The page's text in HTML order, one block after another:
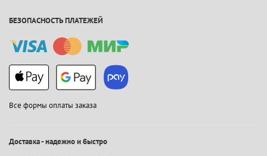
БЕЗОПАСНОСТЬ ПЛАТЕЖЕЙ
Все формы оплаты заказа
Доставка - надежно и быстро